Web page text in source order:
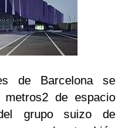
de Barcelona se
de espacio
grupo suizo de